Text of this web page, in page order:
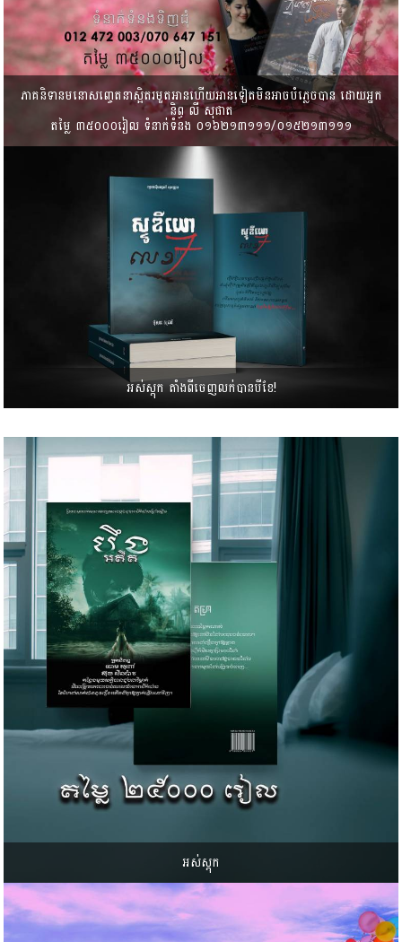
ភាគនិទានមនោសញ្ចេតនា​ស្អិតរមួត​អានហើយអានទៀតមិនអាចបំភ្លេចបាន ដោយអ្នក
និព្ធ លី សុផាត
តម្លៃ ៣៥០០០រៀល ទំនាក់ទំនង​ ០១៦២១៣១១១/០១៥២១៣១១១
អស់ស្តុក តាំងពីចេញលក់បានបីខែ!
អស់ស្តុក